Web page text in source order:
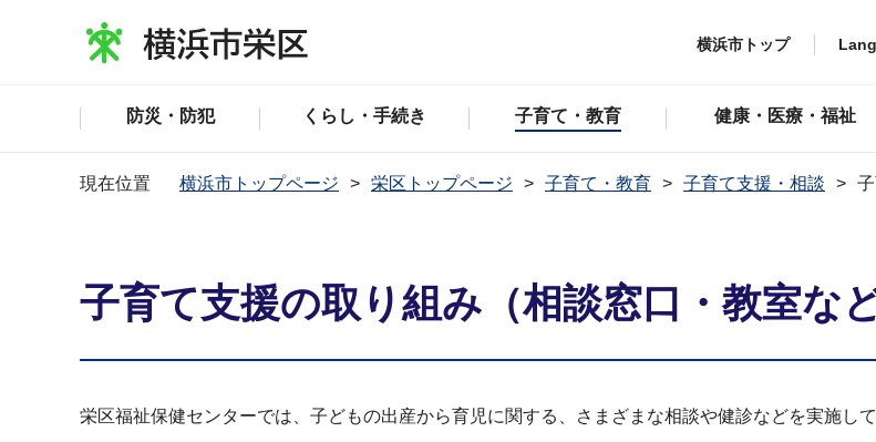
横浜市トップ
防災・防犯 くらし・手続き 子育て・教育 健康・医療・福祉
現在位置 横浜市トップページ 栄区トップページ 子育て・教育 子育て支援・相談
子育て支援の取り組み（相談窓口・教室など
栄区福祉保健センターでは、子どもの出産から育児に関する、さまざまな相談や健診などを実施して